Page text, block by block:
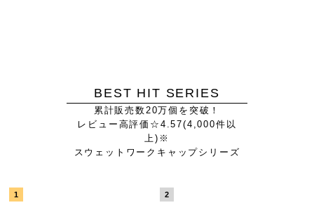
BEST HIT SERIES
累計販売数20万個を突破！
レビュー高評価☆4.57(4,000件以
上)※
スウェットワークキャップシリーズ